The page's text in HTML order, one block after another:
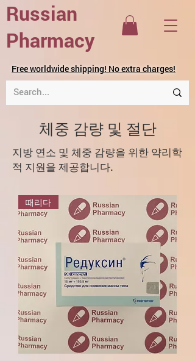
Russian
Pharmacy
Free worldwide shipping! No extra charges!
체중 감량 및 절단
지방 연소 및 체중 감량을 위한 약리학
적 지원을 제공합니다.
때리다